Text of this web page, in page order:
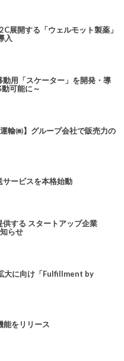
展開する「ウェルモット製薬」
入
用「スケーター」を開発・導
可能に～
輸㈱】グループ会社で販売力の
ービスを本格始動
する スタートアップ企業
らせ
大に向け「Fulfillment by
能をリリース